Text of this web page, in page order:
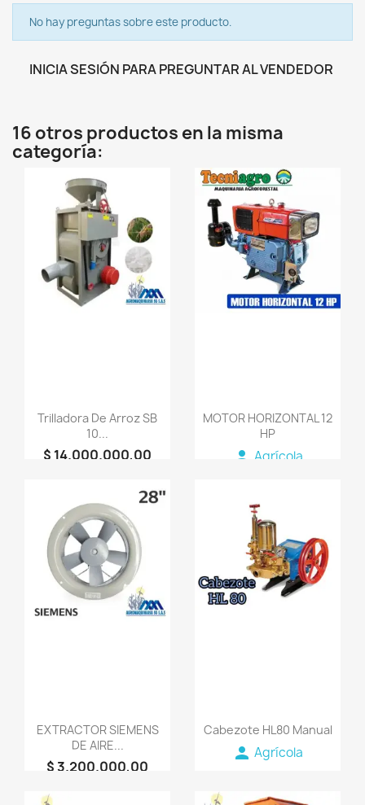
No hay preguntas sobre este producto.
INICIA SESIÓN PARA PREGUNTAR AL VENDEDOR
16 otros productos en la misma
categoría:
Trilladora De Arroz SB
10...
$ 14.000.000,00
favorite_border
MOTOR HORIZONTAL 12
HP
person Agrícola
favorite_border
EXTRACTOR SIEMENS
DE AIRE...
$ 3.200.000,00
favorite_border
Cabezote HL80 Manual
person Agrícola
favorite_border